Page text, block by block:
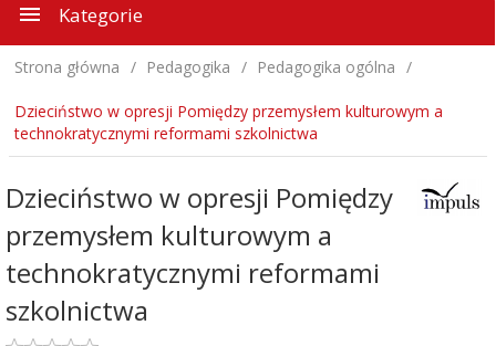
Kategorie
Strona główna Pedagogika Pedagogika ogólna
Dzieciństwo w opresji Pomiędzy przemysłem kulturowym a
technokratycznymi reformami szkolnictwa
Dzieciństwo w opresji Pomiędzy
przemysłem kulturowym a
technokratycznymi reformami
szkolnictwa